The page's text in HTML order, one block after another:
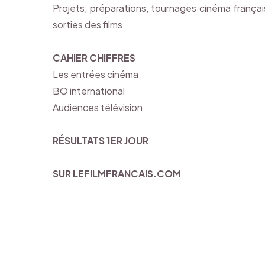
Projets, préparations, tournages cinéma
sorties des films
CAHIER CHIFFRES
Les entrées cinéma
BO international
Audiences télévision
RÉSULTATS 1ER JOUR
SUR LEFILMFRANCAIS.COM